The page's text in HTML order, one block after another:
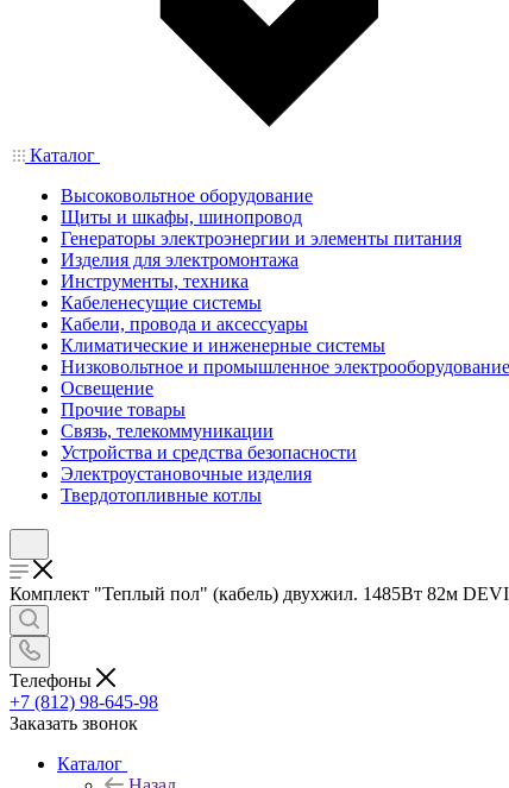
Каталог
Высоковольтное оборудование
Щиты и шкафы, шинопровод
Генераторы электроэнергии и элементы питания
Изделия для электромонтажа
Инструменты, техника
Кабеленесущие системы
Кабели, провода и аксессуары
Климатические и инженерные системы
Низковольтное и промышленное электрооборудование
Освещение
Прочие товары
Связь, телекоммуникации
Устройства и средства безопасности
Электроустановочные изделия
Твердотопливные котлы
Комплект "Теплый пол" (кабель) двухжил. 1485Вт 82м
Телефоны
+7 (812) 98-645-98
Заказать звонок
Каталог